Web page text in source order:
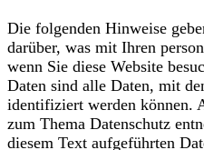
Die folgenden Hinweise
darüber, was mit Ihren
wenn Sie diese Website
Daten sind alle Daten, mit
identifiziert werden können.
zum Thema Datenschutz
diesem Text aufgeführten